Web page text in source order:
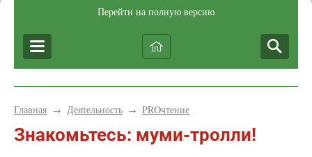
Перейти на полную версию
Главная → Деятельность → PROчтение
Знакомьтесь: муми-тролли!